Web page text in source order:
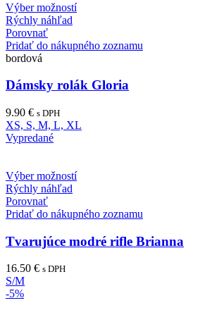
Výber možností
Rýchly náhľad
Porovnať
Pridať do nákupného zoznamu
bordová
Dámsky rolák Gloria
9.90 € s DPH
XS, S, M, L, XL
Vypredané
Výber možností
Rýchly náhľad
Porovnať
Pridať do nákupného zoznamu
Tvarujúce modré rifle Brianna
16.50 € s DPH
S/M
-5%